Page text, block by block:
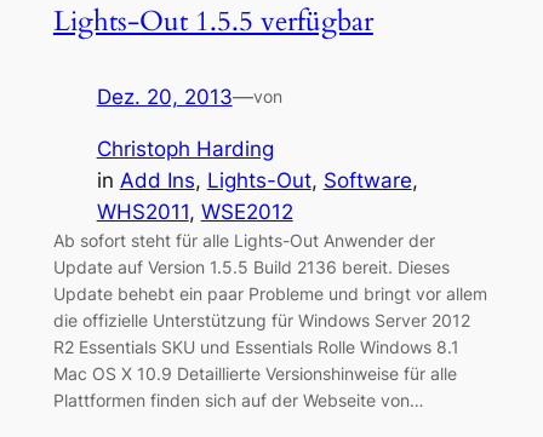
Lights-Out 1.5.5 verfügbar
Dez. 20, 2013—von
Christoph Harding
in Add Ins, Lights-Out, Software
WHS2011, WSE2012
Ab sofort steht für alle Lights-Out Anwender der
Update auf Version 1.5.5 Build 2136 bereit. Dieses
Update behebt ein paar Probleme und bringt vor allem
die offizielle Unterstützung für Windows Server 2012
R2 Essentials SKU und Essentials Rolle Windows 8.1
Mac OS X 10.9 Detaillierte Versionshinweise für alle
Plattformen finden sich auf der Webseite von…